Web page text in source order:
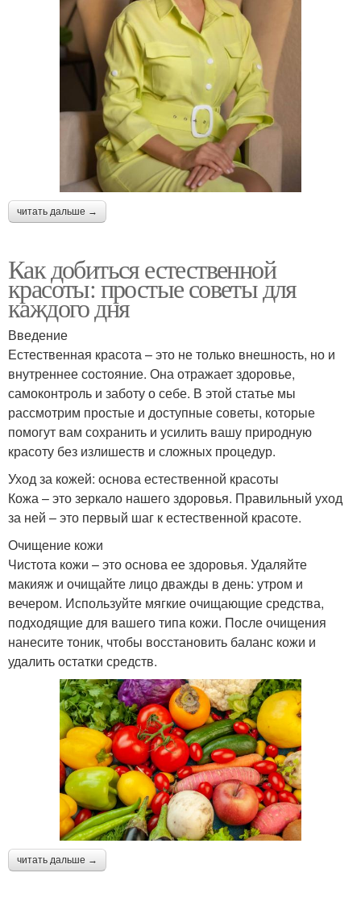
читать дальше →
Как добиться естественной
красоты: простые советы для
каждого дня
Введение
Естественная красота – это не только внешность, но и
внутреннее состояние. Она отражает здоровье,
самоконтроль и заботу о себе. В этой статье мы
рассмотрим простые и доступные советы, которые
помогут вам сохранить и усилить вашу природную
красоту без излишеств и сложных процедур.
Уход за кожей: основа естественной красоты
Кожа – это зеркало нашего здоровья. Правильный уход
за ней – это первый шаг к естественной красоте.
Очищение кожи
Чистота кожи – это основа ее здоровья. Удаляйте
макияж и очищайте лицо дважды в день: утром и
вечером. Используйте мягкие очищающие средства,
подходящие для вашего типа кожи. После очищения
нанесите тоник, чтобы восстановить баланс кожи и
удалить остатки средств.
читать дальше →